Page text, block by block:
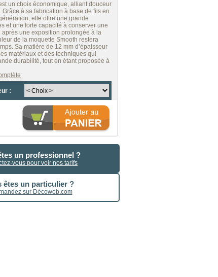
un choix économique, alliant douceur
Grâce à sa fabrication à base de fils en
elle offre une grande
et une forte capacité à conserver une
après une exposition prolongée à la
de la moquette Smooth restera
Sa matière de 12 mm d’épaisseur
matériaux et des techniques qui
durabilité, tout en étant proposée à
:
un professionnel ?
vous pour voir nos tarifs
êtes un particulier ?
sur Décoweb.com